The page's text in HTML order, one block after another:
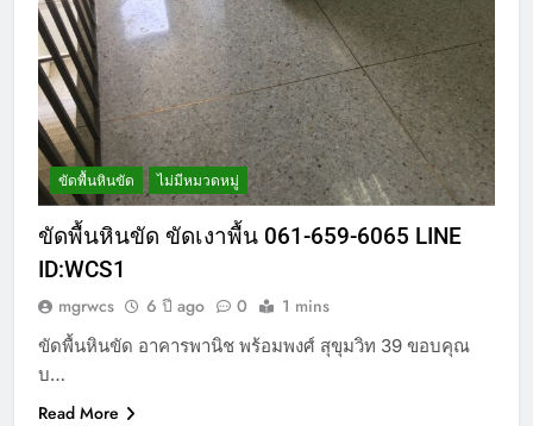
ขัดพื้นหินขัด ไม่มีหมวดหมู่
ขัดพื้นหินขัด ขัดเงาพื้น 061-659-6065 LINE
ID:WCS1
mgrwcs 6 ปี ago 0 1 mins
ขัดพื้นหินขัด อาคารพานิช พร้อมพงศ์ สุขุมวิท 39 ขอบคุณ
บ…
Read More